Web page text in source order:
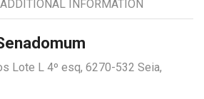
ADDITIONAL INFORMATION
Lote L 4º esq, 6270-532 Seia,